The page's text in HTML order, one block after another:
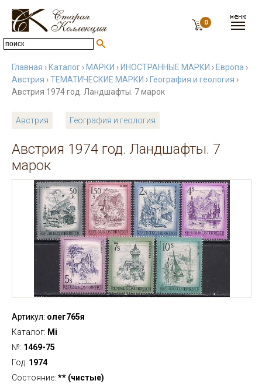
0
Главная › Каталог › МАРКИ › ИНОСТРАННЫЕ МАРКИ › Европа ›
Австрия ›ТЕМАТИЧЕСКИЕ МАРКИ › География и геология ›
Австрия 1974 год. Ландшафты. 7 марок
Австрия География и геология
Австрия 1974 год. Ландшафты. 7
марок
Артикул: олег765я
Каталог: Mi
№: 1469-75
Год: 1974
Состояние: ** (чистые)